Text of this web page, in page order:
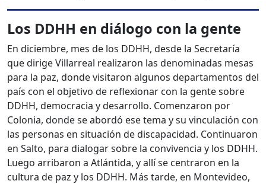
Los DDHH en diálogo con la gente
En diciembre, mes de los DDHH, desde la Secretaría
que dirige Villarreal realizaron las denominadas mesas
para la paz, donde visitaron algunos departamentos del
país con el objetivo de reflexionar con la gente sobre
DDHH, democracia y desarrollo. Comenzaron por
Colonia, donde se abordó ese tema y su vinculación con
las personas en situación de discapacidad. Continuaron
en Salto, para dialogar sobre la convivencia y los DDHH.
Luego arribaron a Atlántida, y allí se centraron en la
cultura de paz y los DDHH. Más tarde, en Montevideo,